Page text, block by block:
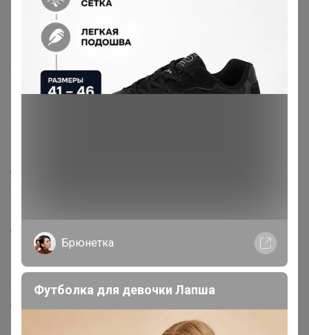
Реклама на сайте
Поставщикам
Вакансии
support@24-ok.ru
Защита покупателя
О нас
Анонсы
Новости
Поддержка альпак
Самое выгодное
Хиты продаж
Брюнетка
Футболка для девочки Лапша